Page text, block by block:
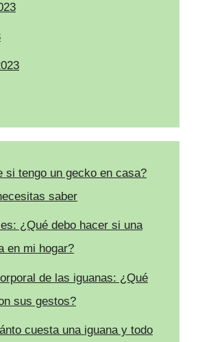
si tengo un gecko en casa?
saber
¿Qué debo hacer si una
en mi hogar?
de las iguanas: ¿Qué
sus gestos?
cuesta una iguana y todo